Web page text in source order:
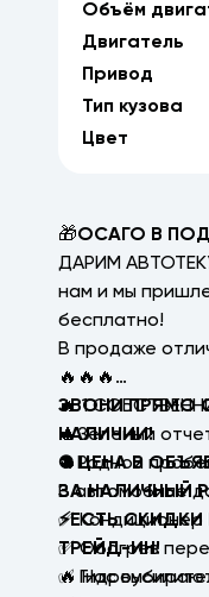
Объём
Двигатель
Привод
Тип кузова
Цвет
🎁ОСАГО В
ДАРИМ
нам и мы
бесплатно!
В продаже
🔥🔥🔥
🔥 1
🔥Зеленый
🔥Родной
В автомобиле
✅ Кондиционер
✅ Обогрев
✅
ЗВОНИ ПРЯМО
НАЛИЧИИ!
⛔ ЦЕНА В
ЗА НАЛИЧНЫЙ
⚡ЕСТЬ
ТРЕЙД-ИН!
🔥 Нас